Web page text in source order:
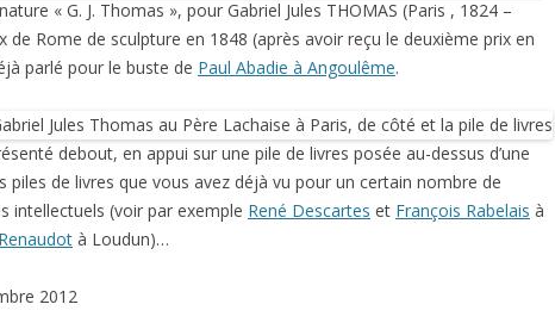
« G. J. Thomas », pour Gabriel Jules THOMAS (Paris , 1824 –
de Rome de sculpture en 1848 (après avoir reçu le deuxième prix en
parlé pour le buste de Paul Abadie à Angoulême.
debout, en appui sur une pile de livres posée au-dessus d’une
piles de livres que vous avez déjà vu pour un certain nombre de
intellectuels (voir par exemple René Descartes et François Rabelais à
à Loudun)…
2012